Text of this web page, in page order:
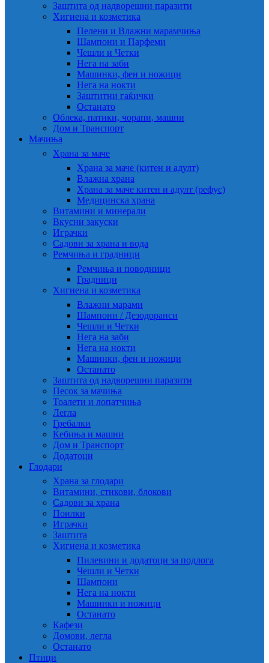
Заштита од надворешни паразити
Хигиена и козметика
Пелени и Влажни марамчиња
Шампони и Парфеми
Чешли и Четки
Нега на заби
Машинки, фен и ножици
Нега на нокти
Заштитни гаќички
Останато
Облека, патики, чорапи, машни
Дом и Транспорт
Мачиња
Храна за маче
Храна за маче (китен и адулт)
Влажна храна
Храна за маче китен и адулт (рефус)
Медицинска храна
Витамини и минерали
Вкусни закуски
Играчки
Садови за храна и вода
Ремчиња и градници
Ремчиња и поводници
Градници
Хигиена и козметика
Влажни марами
Шампони / Дезодоранси
Чешли и Четки
Нега на заби
Нега на нокти
Машинки, фен и ножици
Останато
Заштита од надворешни паразити
Песок за мачиња
Тоалети и лопатчиња
Легла
Гребалки
Ќебиња и машни
Дом и Транспорт
Додатоци
Глодари
Храна за глодари
Витамини, стикови, блокови
Садови за храна
Поилки
Играчки
Заштита
Хигиена и козметика
Пилевини и додатоци за подлога
Чешли и Четки
Шампони
Нега на нокти
Машинки и ножици
Останато
Кафези
Домови, легла
Останато
Птици